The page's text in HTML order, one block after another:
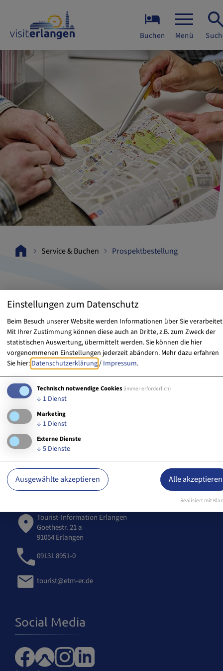
Buchen Menü
Prospektbestellung
Service & Buchen
Prospekte
Sie planen einen Besuch in Erlangen, möchten
sich aber vorab noch besser informieren?
Gerne können Sie hier unsere Prospekte
bestellen oder diese herunterladen.
';
Tourist-Information
Tourist-Information Erlangen
Goethestr. 21 a
91054 Erlangen
09131 8951-0
tourist@etm-er.de
Social Media
Einstellungen zum Datenschutz
Beim Besuch unserer Website werden Informationen über Sie
Mit Ihrer Zustimmung können diese auch an Dritte, z.B. zum Zweck der
statistischen Auswertung, übermittelt werden. Sie können die hier
vorgenommenen Einstellungen jederzeit abändern. Mehr dazu erfahren
Sie hier: Datenschutzerklärung/ Impressum.
Technisch notwendige Cookies (immer erforderlich)
↓ 1 Dienst
Marketing
↓ 1 Dienst
Externe Dienste
↓ 5 Dienste
Ausgewählte akzeptieren Alle akzeptieren
Realisiert mit